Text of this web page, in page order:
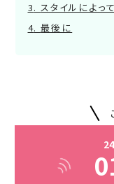
スタイルによっ
最後に